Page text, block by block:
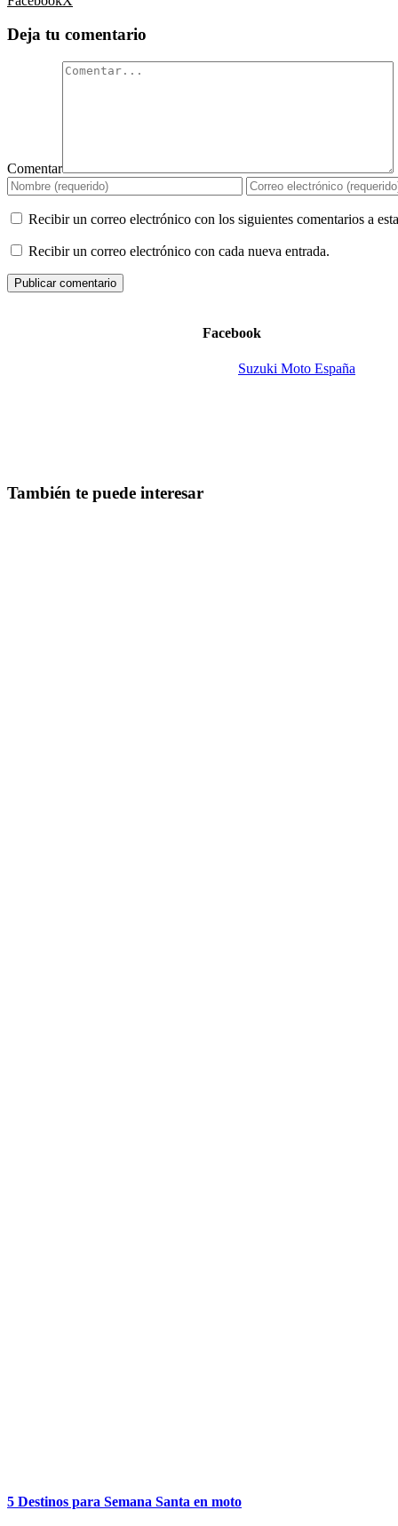
Deja tu comentario
Comentar
Recibir un correo electrónico con los siguientes comentarios a
Recibir un correo electrónico con cada nueva entrada.
Facebook
Suzuki Moto España
También te puede interesar
5 Destinos para Semana Santa en moto